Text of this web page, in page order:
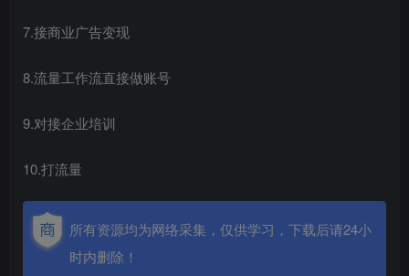
7.接商业广告变现
8.流量工作流直接做账号
9.对接企业培训
10.打流量
所有资源均为网络采集，仅供学习，下载后请24小
时内删除！